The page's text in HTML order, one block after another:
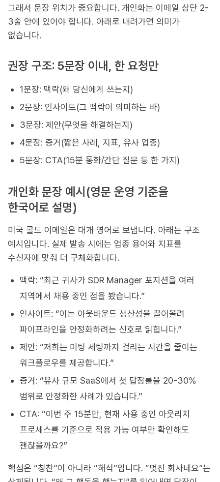
그래서 문장 위치가 중요합니다. 개인화는 이메일 상단 2-
3줄 안에 있어야 합니다. 아래로 내려가면 의미가
없습니다.
권장 구조: 5문장 이내, 한 요청만
1문장: 맥락(왜 당신에게 쓰는지)
2문장: 인사이트(그 맥락이 의미하는 바)
3문장: 제안(무엇을 해결하는지)
4문장: 증거(짧은 사례, 지표, 유사 업종)
5문장: CTA(15분 통화/간단 질문 등 한 가지)
개인화 문장 예시(영문 운영 기준을
한국어로 설명)
미국 콜드 이메일은 대개 영어로 보냅니다. 아래는 구조
예시입니다. 실제 발송 시에는 업종 용어와 지표를
수신자에 맞춰 더 구체화합니다.
맥락: “최근 귀사가 SDR Manager 포지션을 여러
지역에서 채용 중인 점을 봤습니다.”
인사이트: “이는 아웃바운드 생산성을 끌어올려
파이프라인을 안정화하려는 신호로 읽힙니다.”
제안: “저희는 미팅 세팅까지 걸리는 시간을 줄이는
워크플로우를 제공합니다.”
증거: “유사 규모 SaaS에서 첫 답장률을 20-30%
범위로 안정화한 사례가 있습니다.”
CTA: “이번 주 15분만, 현재 사용 중인 아웃리치
프로세스를 기준으로 적용 가능 여부만 확인해도
괜찮을까요?”
핵심은 “칭찬”이 아니라 “해석”입니다. “멋진 회사네요”는